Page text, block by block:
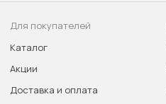
Для покупателей
Каталог
Акции
Доставка и оплата